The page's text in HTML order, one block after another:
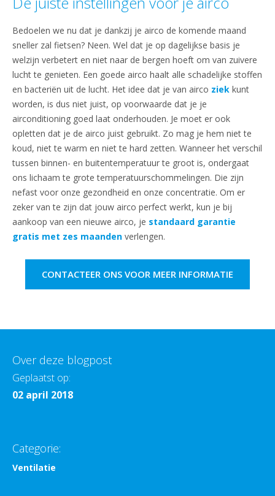
Bedoelen we nu dat je dankzij je airco de komende maand
sneller zal fietsen? Neen. Wel dat je op dagelijkse basis je
welzijn verbetert en niet naar de bergen hoeft om van zuivere
lucht te genieten. Een goede airco haalt alle schadelijke stoffen
en bacteriën uit de lucht. Het idee dat je van airco ziek kunt
worden, is dus niet juist, op voorwaarde dat je je
airconditioning goed laat onderhouden. Je moet er ook
opletten dat je de airco juist gebruikt. Zo mag je hem niet te
koud, niet te warm en niet te hard zetten. Wanneer het verschil
tussen binnen- en buitentemperatuur te groot is, ondergaat
ons lichaam te grote temperatuurschommelingen. Die zijn
nefast voor onze gezondheid en onze concentratie. Om er
zeker van te zijn dat jouw airco perfect werkt, kun je bij
aankoop van een nieuwe airco, je standaard garantie
gratis met zes maanden verlengen.
CONTACTEER ONS VOOR MEER INFORMATIE
Over deze blogpost
Geplaatst op:
02 april 2018
Categorie:
Ventilatie